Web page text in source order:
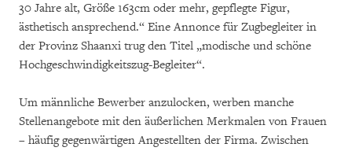
30 Jahre alt, Größe 163cm oder mehr, gepflegte Figur,
ästhetisch ansprechend.“ Eine Annonce für Zugbegleiter in
der Provinz Shaanxi trug den Titel „modische und schöne
Hochgeschwindigkeitszug-Begleiter“.
Um männliche Bewerber anzulocken, werben manche
Stellenangebote mit den äußerlichen Merkmalen von Frauen
– häufig gegenwärtigen Angestellten der Firma. Zwischen